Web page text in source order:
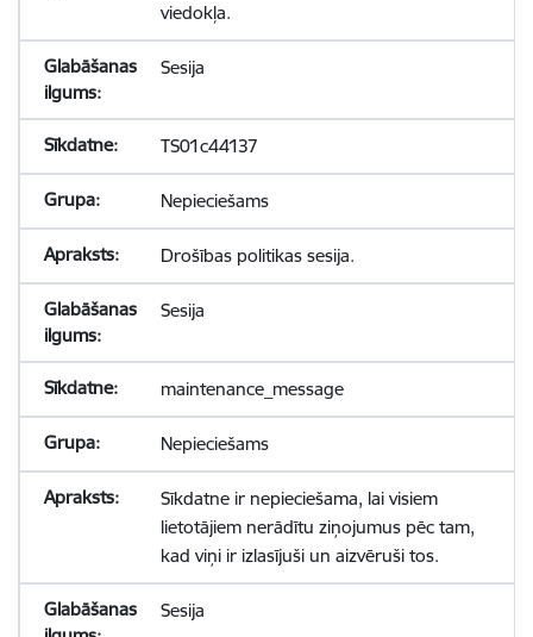
viedokļa.
Sesija
TS01c44137
Nepieciešams
Drošības politikas sesija.
Sesija
maintenance_message
Nepieciešams
Sīkdatne ir nepieciešama, lai visiem
lietotājiem nerādītu ziņojumus pēc tam,
kad viņi ir izlasījuši un aizvēruši tos.
Sesija